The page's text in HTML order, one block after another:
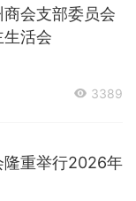
会支部委员会
活会
3389
隆重举行2026年